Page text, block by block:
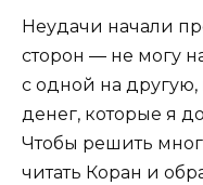
Неудачи начали
сторон ― не могу
с одной на другую,
денег, которые я
Чтобы решить
читать Коран и